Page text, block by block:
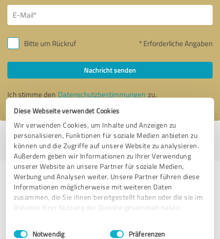
Diese Webseite verwendet Cookies
Wir verwenden Cookies, um Inhalte und Anzeigen zu
personalisieren, Funktionen für soziale Medien anbieten zu
können und die Zugriffe auf unsere Website zu analysieren.
Außerdem geben wir Informationen zu Ihrer Verwendung
unserer Website an unsere Partner für soziale Medien,
Werbung und Analysen weiter. Unsere Partner führen diese
Informationen möglicherweise mit weiteren Daten
zusammen, die Sie ihnen bereitgestellt haben oder die sie im
Rahmen Ihrer Nutzung der Dienste gesammelt haben.
Impressum Datenschutzbestimmungen
Einwilligungsauswahl
Notwendig Präferenzen
Bitte um Rückruf * Erforderliche Angaben
Nachricht senden
Ich stimme den Datenschutzbestimmungen zu.
Profil aktiv seit 14.10.2019 |Letzte Aktualisierung: 08.04.2022|Profil
melden
Erfahrungen zu weiteren
Anbietern aus dem Bereich Events
& Entertainment
DJ Frank Eiting